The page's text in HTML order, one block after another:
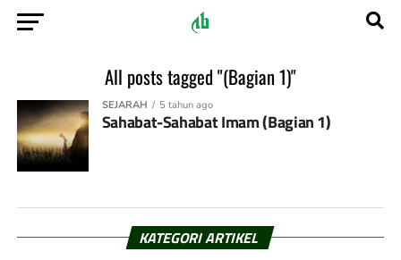
All posts tagged "(Bagian 1)"
SEJARAH 5 tahun ago
Sahabat-Sahabat Imam (Bagian 1)
KATEGORI ARTIKEL